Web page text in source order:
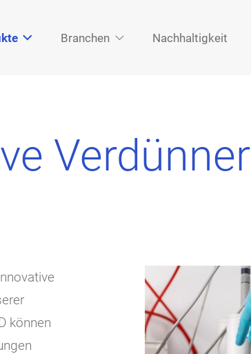
 Branchen  Nachhaltigkeit
Verdünner
können